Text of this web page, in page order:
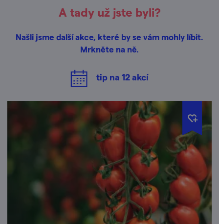
A tady už jste byli?
Našli jsme další akce, které by se vám mohly líbit.
Mrkněte na ně.
tip na 12akcí